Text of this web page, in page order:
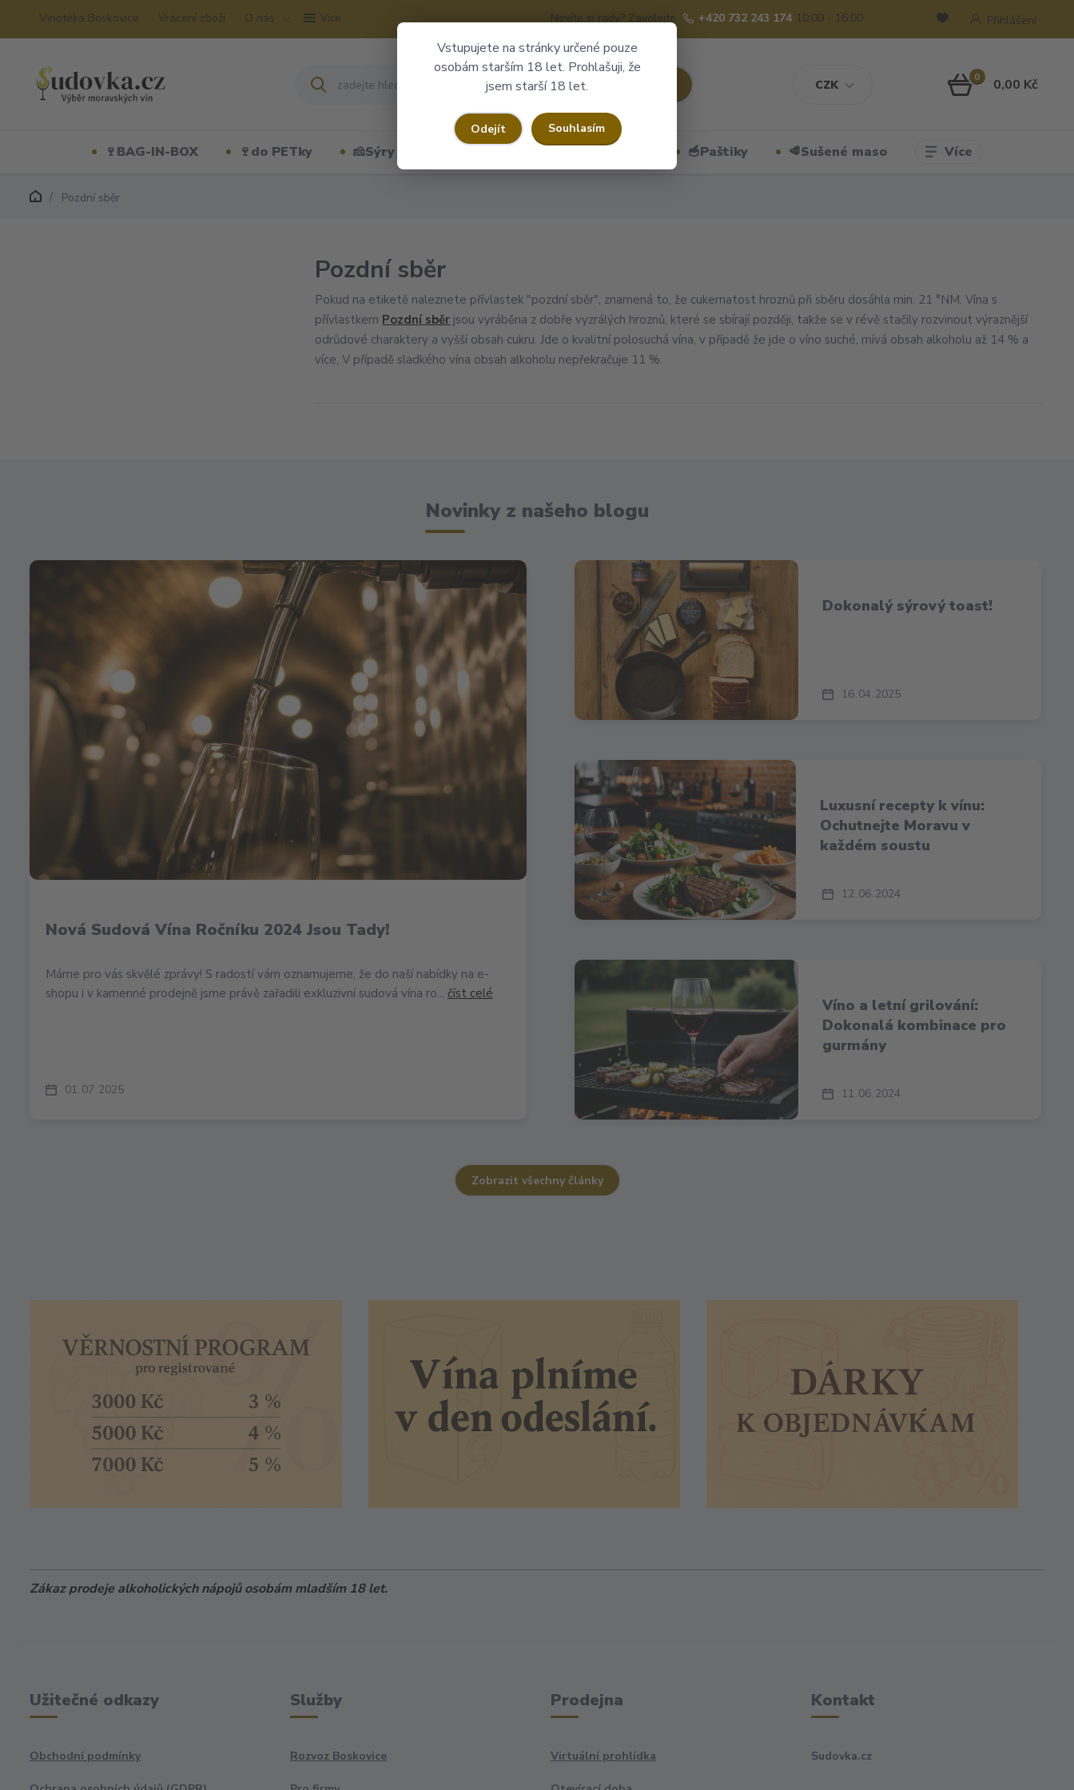
Vstupujete na stránky určené pouze
osobám starším 18 let. Prohlašuji, že
jsem starší 18 let.
Odejít Souhlasím
Vinotéka Boskovice Vrácení zboží O nás Více
CZK
Přihlášení
Nevíte si rady? Zavolejte. +420 732 243 174 10:00 - 16:00
0 0,00 Kč
🍷BAG-IN-BOX 🍷do PETky 🧀Sýry 🥣Paštiky 🥩Sušené maso Více
Pozdní sběr
Pozdní sběr
Pokud na etiketě naleznete přívlastek "pozdní sběr", znamená to, že cukernatost hroznů při sběru dosáhla min. 21 °NM. Vína s
přívlastkem Pozdní sběr jsou vyráběna z dobře vyzrálých hroznů, které se sbírají později, takže se v révě stačily rozvinout výraznější
odrůdové charaktery a vyšší obsah cukru. Jde o kvalitní polosuchá vína, v případě že jde o víno suché, mívá obsah alkoholu až 14 % a
více, V případě sladkého vína obsah alkoholu nepřekračuje 11 %.
Novinky z našeho blogu
01 07 2025
Nová Sudová Vína Ročníku 2024 Jsou Tady!
Máme pro vás skvělé zprávy! S radostí vám oznamujeme, že do naší nabídky na e-
shopu i v kamenné prodejně jsme právě zařadili exkluzivní sudová vína ro... číst celé
16 04 2025
Dokonalý sýrový toast!
12 06 2024
Luxusní recepty k vínu:
Ochutnejte Moravu v
každém soustu
11 06 2024
Víno a letní grilování:
Dokonalá kombinace pro
gurmány
Zobrazit všechny články
Zákaz prodeje alkoholických nápojů osobám mladším 18 let.
Užitečné odkazy
Obchodní podmínky
Služby
Rozvoz Boskovice
Prodejna
Virtuální prohlídka
Kontakt
Sudovka.cz